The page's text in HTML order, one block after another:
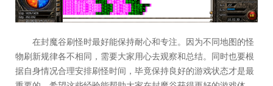
在封魔谷刷怪时最好能保持耐心和专注。因为不同地图的怪
物刷新规律各不相同，需要大家用心去观察和总结。同时也要根
据自身情况合理安排刷怪时间，毕竟保持良好的游戏状态才是最